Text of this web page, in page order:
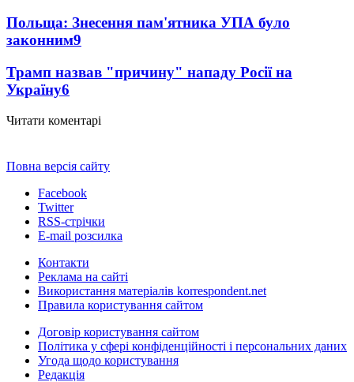
Польща: Знесення пам'ятника УПА було
законним9
Трамп назвав "причину" нападу Росії на
Україну6
Читати коментарі
Повна версія сайту
Facebook
Twitter
RSS-стрічки
E-mail розсилка
Контакти
Реклама на сайті
Використання матеріалів korrespondent.net
Правила користування сайтом
Договір користування сайтом
Політика у сфері конфіденційності і персональних даних
Угода щодо користування
Редакція